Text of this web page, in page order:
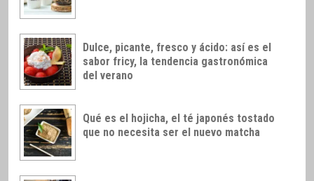
Dulce, picante, fresco y ácido: así es el
sabor fricy, la tendencia gastronómica
del verano
Qué es el hojicha, el té japonés tostado
que no necesita ser el nuevo matcha